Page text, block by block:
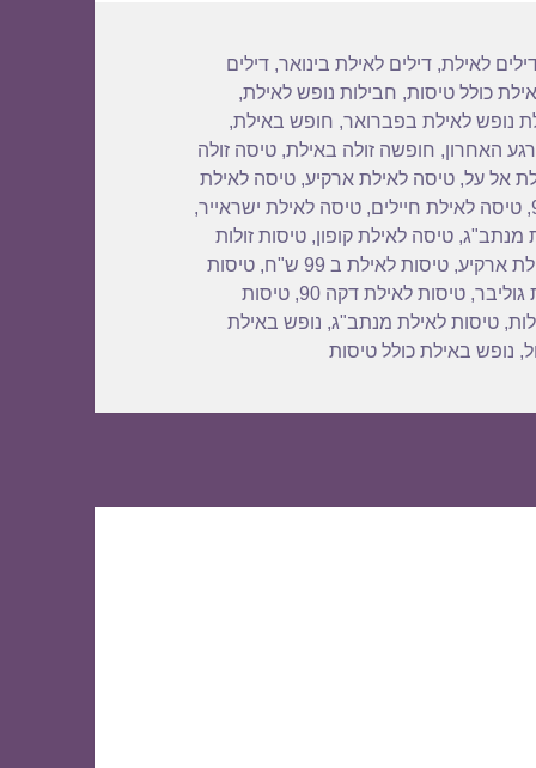
לאילת,דילים לאילת בינואר,דילים
כולל טיסות, חבילות נופש לאילת,
נופש לאילת בפברואר, חופש באילת,
האחרון, חופשה זולה באילת,טיסה זולה
אל על,טיסה לאילת ארקיע,טיסה לאילת
,טיסה לאילת חיילים,טיסה לאילת ישראייר,
מנתב"ג,טיסה לאילת קופון,טיסות זולות
ארקיע,טיסות לאילת ב 99 ש"ח ,טיסות
גוליבר,טיסות לאילת דקה 90 ,טיסות
,טיסות לאילת מנתב"ג, נופש באילת
, נופש באילת כולל טיסות